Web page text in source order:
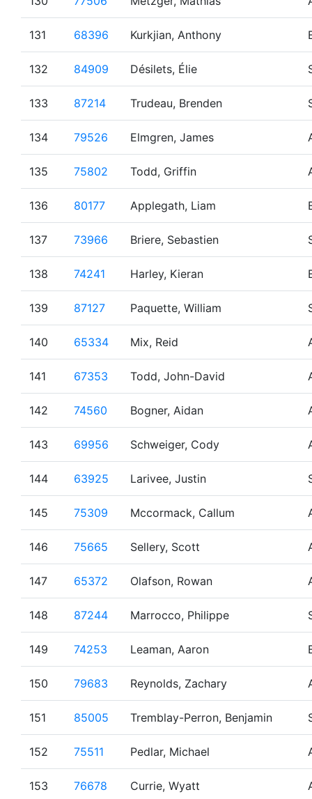
131 68396 Kurkjian, Anthony
132 84909 Désilets, Élie
133 87214 Trudeau, Brenden
134 79526 Elmgren, James
135 75802 Todd, Griffin
136 80177 Applegath, Liam
137 73966 Briere, Sebastien
138 74241 Harley, Kieran
139 87127 Paquette, William
140 65334 Mix, Reid
141 67353 Todd, John-David
142 74560 Bogner, Aidan
143 69956 Schweiger, Cody
144 63925 Larivee, Justin
145 75309 Mccormack, Callum
146 75665 Sellery, Scott
147 65372 Olafson, Rowan
148 87244 Marrocco, Philippe
149 74253 Leaman, Aaron
150 79683 Reynolds, Zachary
151 85005 Tremblay-Perron, Benjamin
152 75511 Pedlar, Michael
153 76678 Currie, Wyatt